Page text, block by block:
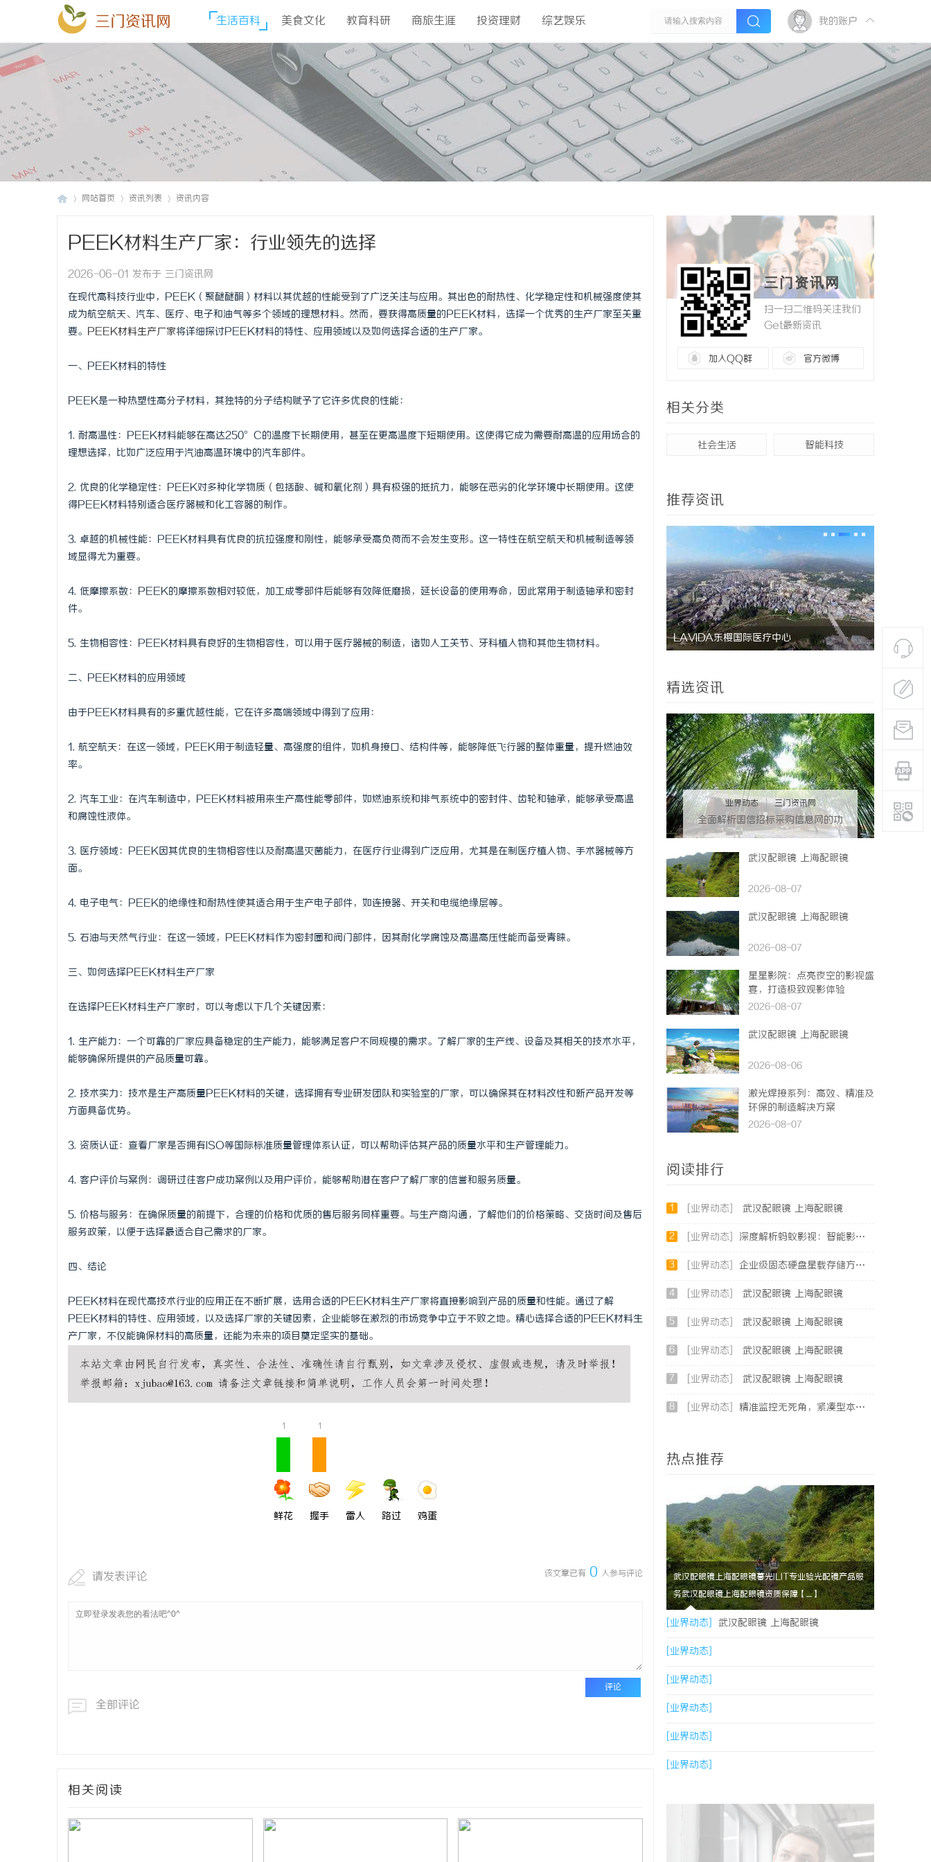
三门资讯网 生活百科 美食文化 教育科研 商旅生涯 投资理财 综艺娱乐 我的账户
网站首页 资讯列表 资讯内容
PEEK材料生产厂家：行业领先的选择
2026-06-01 发布于 三门资讯网
在现代高科技行业中，PEEK（聚醚醚酮）材料以其优越的性能受到了广泛关注与应用。其出色的耐热性、化学稳定性和机械强度使其
成为航空航天、汽车、医疗、电子和油气等多个领域的理想材料。然而，要获得高质量的PEEK材料，选择一个优秀的生产厂家至关重
要。 PEEK材料生产厂家将详细探讨PEEK材料的特性、应用领域以及如何选择合适的生产厂家。
一、PEEK材料的特性
PEEK是一种热塑性高分子材料，其独特的分子结构赋予了它许多优良的性能：
1. 耐高温性：PEEK材料能够在高达250°C的温度下长期使用，甚至在更高温度下短期使用。这使得它成为需要耐高温的应用场合的
理想选择，比如广泛应用于汽油高温环境中的汽车部件。
2. 优良的化学稳定性：PEEK对多种化学物质（包括酸、碱和氧化剂）具有极强的抵抗力，能够在恶劣的化学环境中长期使用。这使
得PEEK材料特别适合医疗器械和化工容器的制作。
3. 卓越的机械性能：PEEK材料具有优良的抗拉强度和刚性，能够承受高负荷而不会发生变形。这一特性在航空航天和机械制造等领
域显得尤为重要。
4. 低摩擦系数：PEEK的摩擦系数相对较低，加工成零部件后能够有效降低磨损，延长设备的使用寿命，因此常用于制造轴承和密封
件。
5. 生物相容性：PEEK材料具有良好的生物相容性，可以用于医疗器械的制造，诸如人工关节、牙科植入物和其他生物材料。
二、PEEK材料的应用领域
由于PEEK材料具有的多重优越性能，它在许多高端领域中得到了应用：
1. 航空航天：在这一领域，PEEK用于制造轻量、高强度的组件，如机身接口、结构件等，能够降低飞行器的整体重量，提升燃油效
率。
2. 汽车工业：在汽车制造中，PEEK材料被用来生产高性能零部件，如燃油系统和排气系统中的密封件、齿轮和轴承，能够承受高温
和腐蚀性液体。
3. 医疗领域：PEEK因其优良的生物相容性以及耐高温灭菌能力，在医疗行业得到广泛应用，尤其是在制医疗植入物、手术器械等方
面。
4. 电子电气：PEEK的绝缘性和耐热性使其适合用于生产电子部件，如连接器、开关和电缆绝缘层等。
5. 石油与天然气行业：在这一领域，PEEK材料作为密封圈和阀门部件，因其耐化学腐蚀及高温高压性能而备受青睐。
三、如何选择PEEK材料生产厂家
在选择PEEK材料生产厂家时，可以考虑以下几个关键因素：
1. 生产能力：一个可靠的厂家应具备稳定的生产能力，能够满足客户不同规模的需求。了解厂家的生产线、设备及其相关的技术水平，
能够确保所提供的产品质量可靠。
2. 技术实力：技术是生产高质量PEEK材料的关键，选择拥有专业研发团队和实验室的厂家，可以确保其在材料改性和新产品开发等
方面具备优势。
3. 资质认证：查看厂家是否拥有ISO等国际标准质量管理体系认证，可以帮助评估其产品的质量水平和生产管理能力。
4. 客户评价与案例：调研过往客户成功案例以及用户评价，能够帮助潜在客户了解厂家的信誉和服务质量。
5. 价格与服务：在确保质量的前提下，合理的价格和优质的售后服务同样重要。与生产商沟通，了解他们的价格策略、交货时间及售后
服务政策，以便于选择最适合自己需求的厂家。
四、结论
PEEK材料在现代高技术行业的应用正在不断扩展，选用合适的PEEK材料生产厂家将直接影响到产品的质量和性能。通过了解
PEEK材料的特性、应用领域，以及选择厂家的关键因素，企业能够在激烈的市场竞争中立于不败之地。精心选择合适的PEEK材料生
产厂家，不仅能确保材料的高质量，还能为未来的项目奠定坚实的基础。
1
鲜花
1
握手 雷人 路过 鸡蛋
该文章已有 0 人参与评论
请发表评论
评论
全部评论
相关阅读
三门资讯网
扫一扫二维码关注我们
Get最新资讯
加入QQ群 官方微博
相关分类
社会生活 智能科技
推荐资讯
贝净 AC 国际医疗实验室，标准化研发体系 武汉配眼镜 上海配眼镜 LAVIDA乐樱国际医疗中心 防坠落水
精选资讯
业界动态 | 三门资讯网
全面解析国信招标采购信息网的功
能与优势
武汉配眼镜 上海配眼镜
2026-08-07
武汉配眼镜 上海配眼镜
2026-08-07
星星影院：点亮夜空的影视盛
宴，打造极致观影体验
2026-08-07
武汉配眼镜 上海配眼镜
2026-08-06
激光焊接系列：高效、精准及
环保的制造解决方案
2026-08-07
阅读排行
1 [业界动态] 武汉配眼镜 上海配眼镜
2 [业界动态] 深度解析蚂蚁影视：智能影视平台的未来趋势与优势
3 [业界动态] 企业级固态硬盘星载存储方案选购指南
4 [业界动态] 武汉配眼镜 上海配眼镜
5 [业界动态] 武汉配眼镜 上海配眼镜
6 [业界动态] 武汉配眼镜 上海配眼镜
7 [业界动态] 武汉配眼镜 上海配眼镜
8 [业界动态] 精准监控无死角，紧凑型本安球机赋能安全管理
热点推荐
武汉配眼镜上海配眼镜暮光ILIT专业验光配镜产品服
务武汉配眼镜上海配眼镜资质保障【....】
[业界动态] 武汉配眼镜 上海配眼镜
[业界动态]
[业界动态]
[业界动态]
[业界动态]
[业界动态]